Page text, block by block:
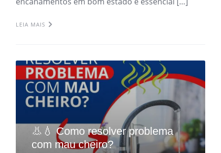
LEIA MAIS
👃💧 Como resolver problema
com mau cheiro?